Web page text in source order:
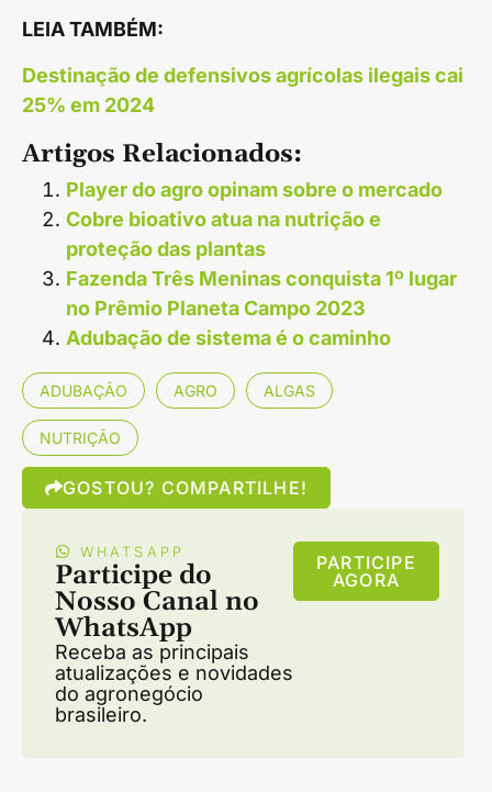
LEIA TAMBÉM:
Destinação de defensivos agrícolas ilegais cai
25% em 2024
Artigos Relacionados:
Player do agro opinam sobre o mercado
Cobre bioativo atua na nutrição e
proteção das plantas
Fazenda Três Meninas conquista 1º lugar
no Prêmio Planeta Campo 2023
Adubação de sistema é o caminho
ADUBAÇÃO AGRO ALGAS
NUTRIÇÃO
GOSTOU? COMPARTILHE!
WHATSAPP
Participe do
Nosso Canal no
WhatsApp
Receba as principais
atualizações e novidades
do agronegócio
brasileiro.
PARTICIPE
AGORA